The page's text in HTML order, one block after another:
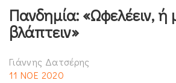
Πανδημία: «Ωφελέειν, ή
βλάπτειν»
Γιάννης Δατσέρης
11 ΝΟΕ 2020